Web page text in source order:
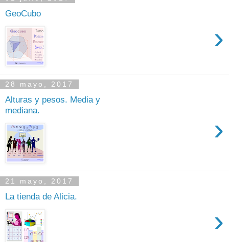
GeoCubo
›
28 mayo, 2017
Alturas y pesos. Media y
mediana.
›
21 mayo, 2017
La tienda de Alicia.
›